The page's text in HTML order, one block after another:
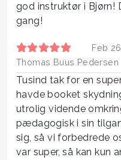
god instruktør i Bjørn!
gang!
Feb
Thomas Buus Pedersen
Tusind tak for en
havde booket
utrolig vidende
pædagogisk i sin
sig, så vi forbedrede
var super, så kan kun